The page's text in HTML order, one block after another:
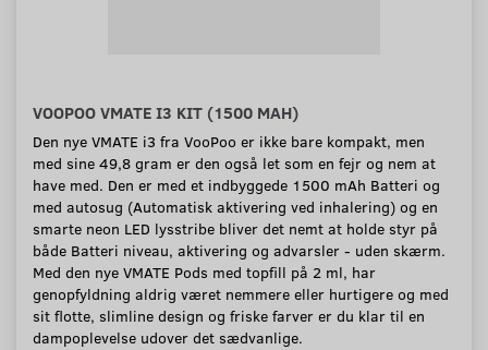
VOOPOO VMATE I3 KIT (1500 MAH)
Den nye VMATE i3 fra VooPoo er ikke bare kompakt, men
med sine 49,8 gram er den også let som en fejr og nem at
have med. Den er med et indbyggede 1500 mAh Batteri og
med autosug (Automatisk aktivering ved inhalering) og en
smarte neon LED lysstribe bliver det nemt at holde styr på
både Batteri niveau, aktivering og advarsler - uden skærm.
Med den nye VMATE Pods med topfill på 2 ml, har
genopfyldning aldrig været nemmere eller hurtigere og med
sit flotte, slimline design og friske farver er du klar til en
dampoplevelse udover det sædvanlige.